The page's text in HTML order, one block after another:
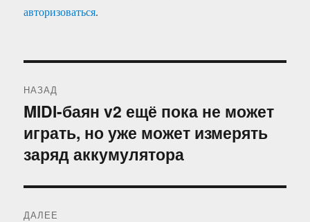
авторизоваться.
по
записям
НАЗАД
Предыдущая
запись:
MIDI-баян v2 ещё пока не может
играть, но уже может измерять
заряд аккумулятора
ДАЛЕЕ